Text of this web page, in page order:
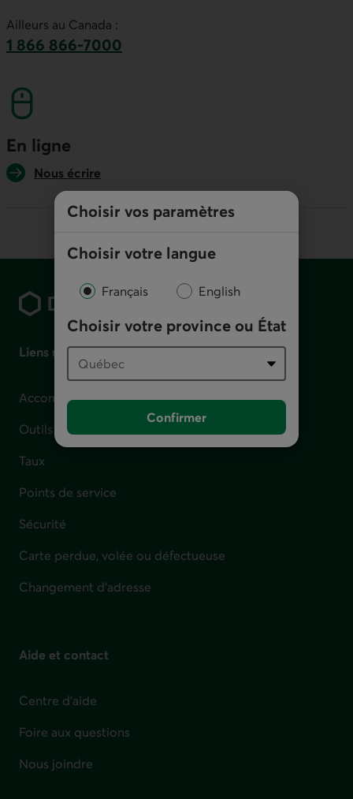
Choisir vos paramètres
Choisir votre langue
Français English
Choisir votre province ou État
Confirmer
Ailleurs au Canada :
1 866 866-7000
En ligne
Nous écrire
Liens utiles
Accompagnement en cas de difficulté financière
Outils et calculateurs
Taux
Points de service
Sécurité
Carte perdue, volée ou défectueuse
Changement d'adresse
Aide et contact
Centre d'aide
Foire aux questions
Nous joindre